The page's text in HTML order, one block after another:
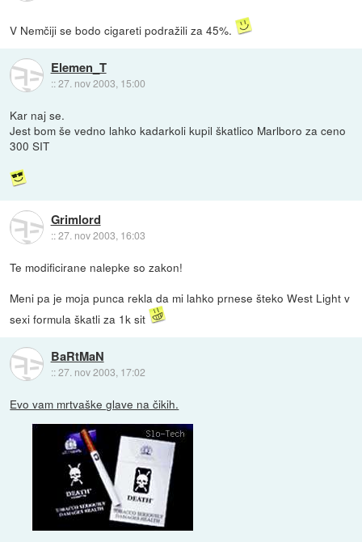
V Nemčiji se bodo cigareti podražili za 45%.
Elemen_T
::27. nov 2003, 15:00
Kar naj se.
Jest bom še vedno lahko kadarkoli kupil škatlico Marlboro za ceno
300 SIT
Grimlord
::27. nov 2003, 16:03
Te modificirane nalepke so zakon!
Meni pa je moja punca rekla da mi lahko prnese šteko West Light v
sexi formula škatli za 1k sit
BaRtMaN
::27. nov 2003, 17:02
Evo vam mrtvaške glave na čikih.